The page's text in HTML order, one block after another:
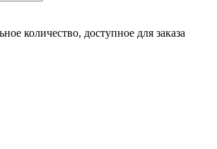
количество, доступное для заказа